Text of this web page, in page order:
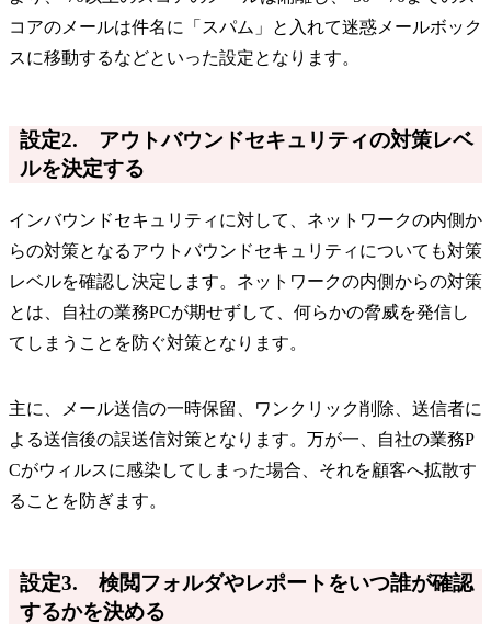
コアのメールは件名に「スパム」と入れて迷惑メールボック
スに移動するなどといった設定となります。
設定2. アウトバウンドセキュリティの対策レベ
ルを決定する
インバウンドセキュリティに対して、ネットワークの内側か
らの対策となるアウトバウンドセキュリティについても対策
レベルを確認し決定します。ネットワークの内側からの対策
とは、自社の業務PCが期せずして、何らかの脅威を発信し
てしまうことを防ぐ対策となります。
主に、メール送信の一時保留、ワンクリック削除、送信者に
よる送信後の誤送信対策となります。万が一、自社の業務P
Cがウィルスに感染してしまった場合、それを顧客へ拡散す
ることを防ぎます。
設定3. 検閲フォルダやレポートをいつ誰が確認
するかを決める